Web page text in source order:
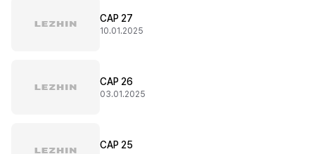
CAP 27
10.01.2025
CAP 26
03.01.2025
CAP 25